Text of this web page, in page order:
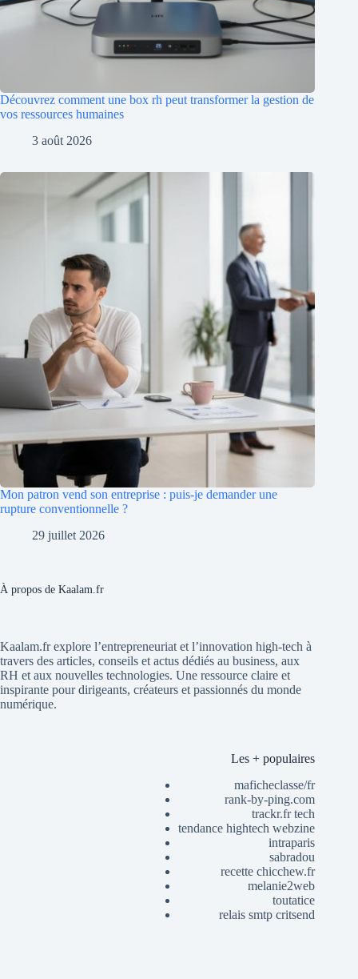
Découvrez comment une box rh peut transformer la gestion de
vos ressources humaines
3 août 2026
Mon patron vend son entreprise : puis-je demander une
rupture conventionnelle ?
29 juillet 2026
À propos de Kaalam.fr
Kaalam.fr explore l’entrepreneuriat et l’innovation high-tech à
travers des articles, conseils et actus dédiés au business, aux
RH et aux nouvelles technologies. Une ressource claire et
inspirante pour dirigeants, créateurs et passionnés du monde
numérique.
Les + populaires
maficheclasse/fr
rank-by-ping.com
trackr.fr tech
tendance hightech webzine
intraparis
sabradou
recette chicchew.fr
melanie2web
toutatice
relais smtp critsend